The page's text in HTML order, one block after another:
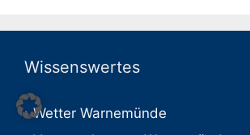
Wissenswertes
Wetter Warnemünde